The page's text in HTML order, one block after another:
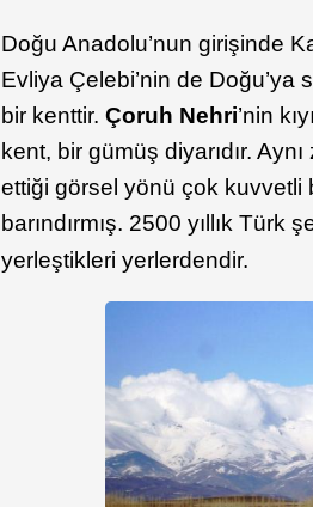
Doğu Anadolu’nun girişinde
Evliya Çelebi’nin de Doğu’ya
bir kenttir.Çoruh Nehri’nin
kent, bir gümüş diyarıdır.
ettiği görsel yönü çok kuvvetli
barındırmış. 2500 yıllık Türk
yerleştikleri yerlerdendir.